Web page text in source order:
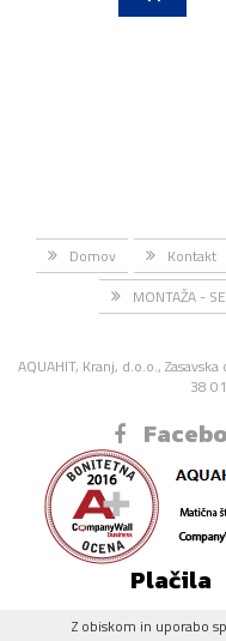
Domov Kontakt
MONTAŽA -
AQUAHIT, Kranj, d.o.o.,
38 01
Plačila
Z obiskom in uporabo